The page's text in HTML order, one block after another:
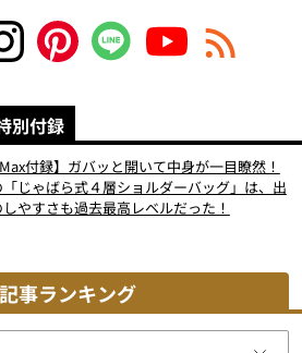
別付録
付録】ガバッと開いて中身が一目瞭然！
じゃばら式４層ショルダーバッグ」は、出
しやすさも過去最高レベルだった！
事ランキング